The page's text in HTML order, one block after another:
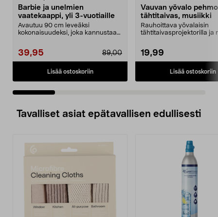
Barbie ja unelmien
vaatekaappi, yli 3-vuotiaille
Avautuu 90 cm leveäksi
kokonaisuudeksi, joka kannustaa
39,95 89,00
Lisää ostoskoriin
Vauvan yövalo
tähtitaivas, musiikki
Rauhoittava yövalaisin
tähtitaivasprojektorilla ja
19,99
Lisää ostoskoriin
Tavalliset asiat epätavallisen edullisesti